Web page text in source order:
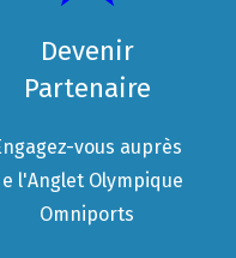
Devenir
Partenaire
vous auprès
l'Anglet Olympique
Omniports